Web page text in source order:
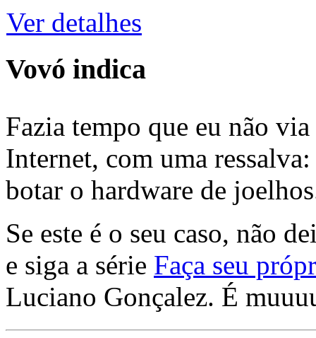
Ver detalhes
Vovó indica
Fazia tempo que eu não
Internet, com uma
botar o hardware de
Se este é o seu caso, não
e siga a série Faça seu
Luciano Gonçalez. É